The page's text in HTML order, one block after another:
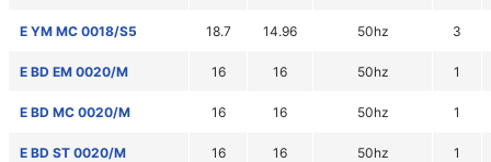
E YM MC 0018/S5 18.7 14.96 50hz 3
E BD EM 0020/M 16 16 50hz 1
E BD MC 0020/M 16 16 50hz 1
E BD ST 0020/M 16 16 50hz 1